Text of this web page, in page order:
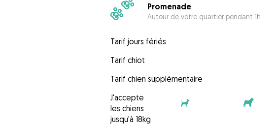
Promenade
Autour de votre quartier pendant 1h
Tarif jours fériés
Tarif chiot
Tarif chien supplémentaire
J'accepte
les chiens
jusqu'à 18kg